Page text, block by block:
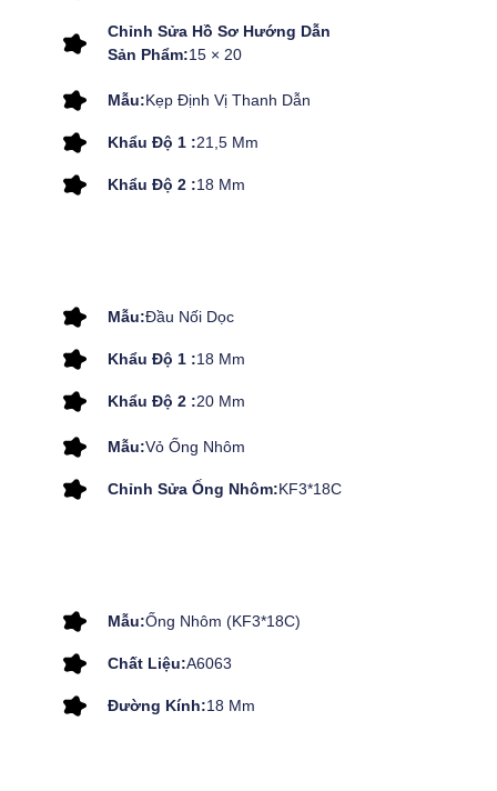
Chỉnh Sửa Hồ Sơ Hướng Dẫn
Sản Phẩm:15 × 20
Mẫu:Kẹp Định Vị Thanh Dẫn
Khẩu Độ 1 :21,5 Mm
Khẩu Độ 2 :18 Mm
Mẫu:Đầu Nối Dọc
Khẩu Độ 1 :18 Mm
Khẩu Độ 2 :20 Mm
Mẫu:Vỏ Ống Nhôm
Chỉnh Sửa Ống Nhôm:KF3*18C
Mẫu:Ống Nhôm (KF3*18C)
Chất Liệu:A6063
Đường Kính:18 Mm